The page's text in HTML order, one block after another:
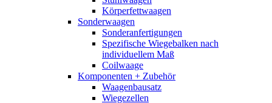
Körperfettwaagen
Sonderwaagen
Sonderanfertigungen
Spezifische Wiegebalken nach
individuellem Maß
Coilwaage
Komponenten + Zubehör
Waagenbausatz
Wiegezellen